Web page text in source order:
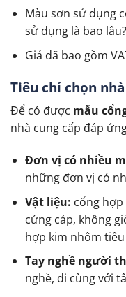
Màu sơn sử dụng
sử dụng là bao lâu?
Giá đã bao gồm
Tiêu chí chọn
Để có được mẫu
nhà cung cấp đáp
Đơn vị có nhiều
những đơn vị có
Vật liệu: cổng
cứng cáp, không
hợp kim nhôm tiêu
Tay nghề người
nghề, đi cùng với